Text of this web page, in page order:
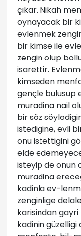
çıkar. Nikah
oynayacak bir
evlenmek
bir kimse ile
zengin olup
isarettir.
kimseden
gençle bulusup
muradina nail
bir söz
istedigine, evli
onu istettigini
elde
isteyip de onun
muradina
kadinla ev-
zenginlige
karisindan
kadinin